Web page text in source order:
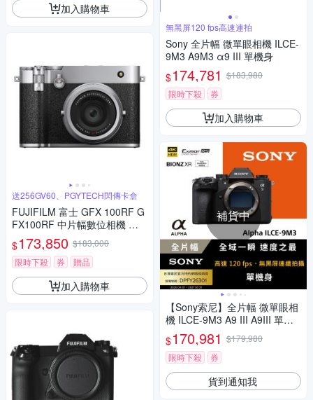
加入購物車
送256GV60、PGYTECH閃傳卡盒
FUJIFILM 富士 GFX 100RF G
FX100RF 中片幅數位相機 公
司貨
$173,850 $183,000
限時下殺
券 贈品
加入購物車
無黑屏120 fps高速連拍
Sony 全片幅 微單眼相機 ILCE-
9M3 A9M3 α9 III 單機身
$174,781 $183,980
限時下殺
券
加入購物車
補貨中
【Sony索尼】全片幅 微單眼相
機 ILCE-9M3 A9 III A9III 單機
身 (公司貨 保固18+6個月)
$170,981 $179,980
限時下殺
券
貨到通知我